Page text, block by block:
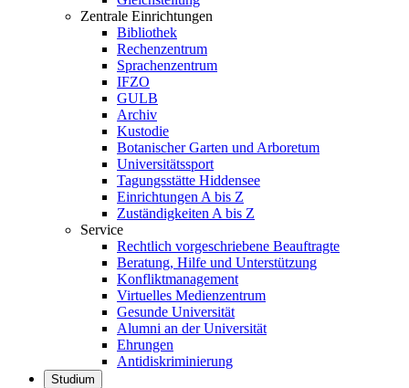
Zentrale Einrichtungen
Bibliothek
Rechenzentrum
Sprachenzentrum
IFZO
GULB
Archiv
Kustodie
Botanischer Garten und Arboretum
Universitätssport
Tagungsstätte Hiddensee
Einrichtungen A bis Z
Zuständigkeiten A bis Z
Service
Rechtlich vorgeschriebene Beauftragte
Beratung, Hilfe und Unterstützung
Konfliktmanagement
Virtuelles Medienzentrum
Gesunde Universität
Alumni an der Universität
Ehrungen
Antidiskriminierung
Studium